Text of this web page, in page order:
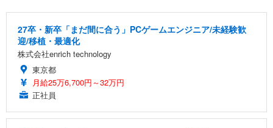
27卒・新卒「まだ間に合う」PCゲームエンジニア/未経験歓
迎/移植・最適化
株式会社enrich technology
東京都
月給25万6,700円～32万円
正社員